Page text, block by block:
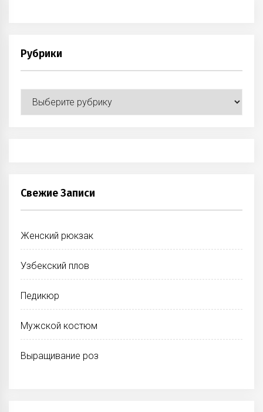
Рубрики
Рубрики
Свежие Записи
Женский рюкзак
Узбекский плов
Педикюр
Мужской костюм
Выращивание роз